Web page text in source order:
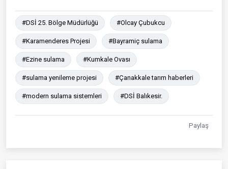
#DSİ 25. Bölge Müdürlüğü #Olcay Çubukcu
#Karamenderes Projesi #Bayramiç sulama
#Ezine sulama #Kumkale Ovası
#sulama yenileme projesi #Çanakkale tarım haberleri
#modern sulama sistemleri #DSİ Balıkesir.
Paylaş